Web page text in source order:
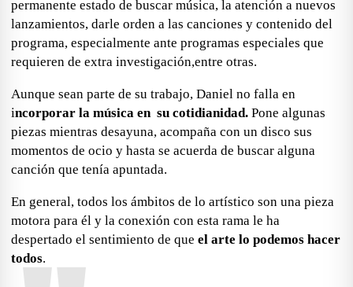
permanente estado de buscar música, la atención a nuevos
lanzamientos, darle orden a las canciones y contenido del
programa, especialmente ante programas especiales que
requieren de extra investigación,entre otras.
Aunque sean parte de su trabajo, Daniel no falla en
incorporar la música en su cotidianidad. Pone algunas
piezas mientras desayuna, acompaña con un disco sus
momentos de ocio y hasta se acuerda de buscar alguna
canción que tenía apuntada.
En general, todos los ámbitos de lo artístico son una pieza
motora para él y la conexión con esta rama le ha
despertado el sentimiento de que el arte lo podemos hacer
todos.